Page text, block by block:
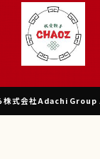
株式会社Adachi Group